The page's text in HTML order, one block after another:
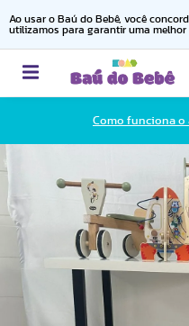
Ao usar o Baú do Bebê, você
utilizamos para garantir uma melhor
Como funciona